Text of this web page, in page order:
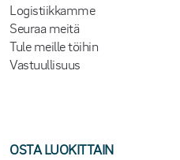
Logistiikkamme
Seuraa meitä
Tule meille töihin
Vastuullisuus
OSTA LUOKITTAIN